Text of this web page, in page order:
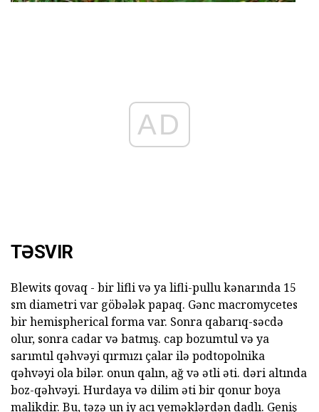
AD
TƏSVIR
Blewits qovaq - bir lifli və ya lifli-pullu kənarında 15
sm diametri var göbələk papaq. Gənc macromycetes
bir hemispherical forma var. Sonra qabarıq-səcdə
olur, sonra cadar və batmış. cap bozumtul və ya
sarımtıl qəhvəyi qırmızı çalar ilə podtopolnika
qəhvəyi ola bilər. onun qalın, ağ və ətli əti. dəri altında
boz-qəhvəyi. Hurdaya və dilim əti bir qonur boya
malikdir. Bu, təzə un iy acı yeməklərdən dadlı. Geniş